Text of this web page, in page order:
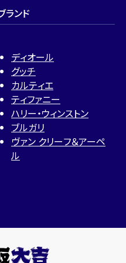
ランド
ディオール
グッチ
カルティエ
ティファニー
ハリー・ウィンストン
ブルガリ
ヴァン クリーフ＆アーペ
ル